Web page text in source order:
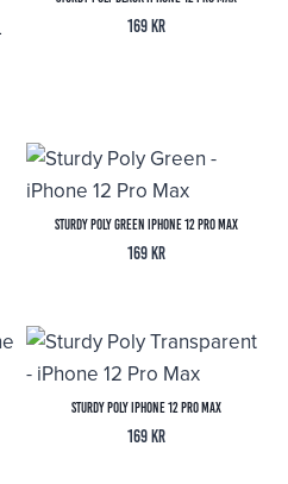
169kr
Sturdy Poly Green iPhone 12 Pro Max
169 kr
Sturdy Poly iPhone 12 Pro Max
169 kr